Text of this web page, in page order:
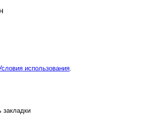
использования.
закладки